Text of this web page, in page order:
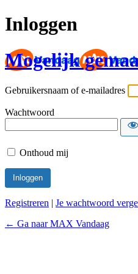
Inloggen
Mogelijk
Gebruikersnaam of e-mailadres
Wachtwoord
Onthoud mij
Registreren | Je wachtwoord
← Ga naar MAX Vandaag